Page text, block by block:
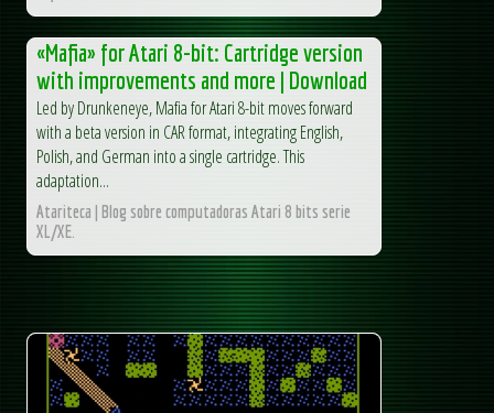
«Mafia» for Atari 8-bit: Cartridge version
with improvements and more | Download
Led by Drunkeneye, Mafia for Atari 8-bit moves forward
with a beta version in CAR format, integrating English,
Polish, and German into a single cartridge. This
adaptation...
Atariteca | Blog sobre computadoras Atari 8 bits serie
XL/XE.